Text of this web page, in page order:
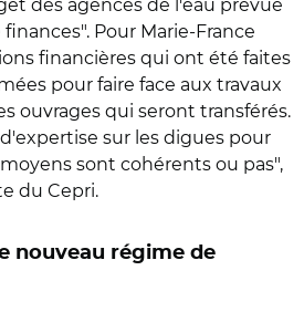
des agences de l'eau prévue
Pour Marie-France
financières qui ont été faites
pour faire face aux travaux
ouvrages qui seront transférés.
sur les digues pour
sont cohérents ou pas",
du Cepri.
nouveau régime de